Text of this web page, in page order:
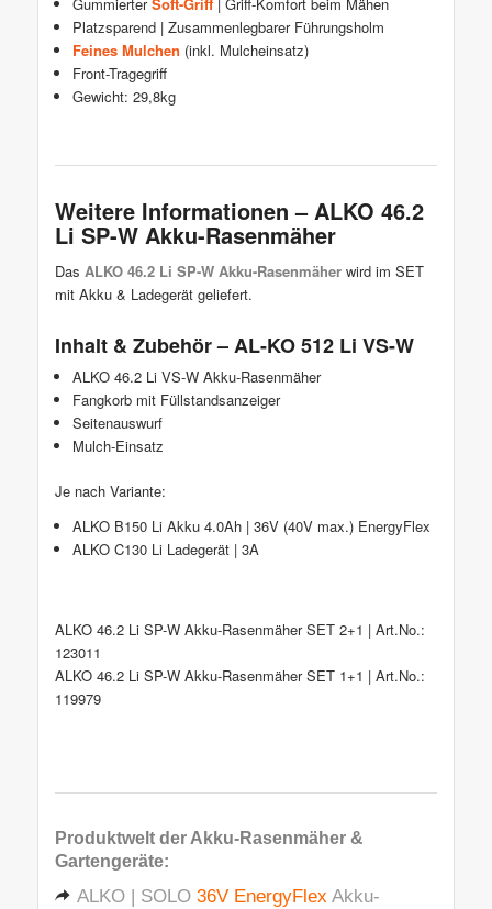
Platzsparend | Zusammenlegbarer Führungsholm
Feines Mulchen (inkl. Mulcheinsatz)
Front-Tragegriff
Gewicht: 29,8kg
Weitere Informationen – ALKO 46.2
Li SP-W Akku-Rasenmäher
Das ALKO 46.2 Li SP-W Akku-Rasenmäher wird im SET
mit Akku & Ladegerät geliefert.
Inhalt & Zubehör – AL-KO 512 Li VS-W
ALKO 46.2 Li VS-W Akku-Rasenmäher
Fangkorb mit Füllstandsanzeiger
Seitenauswurf
Mulch-Einsatz
Je nach Variante:
ALKO B150 Li Akku 4.0Ah | 36V (40V max.) EnergyFlex
ALKO C130 Li Ladegerät | 3A
ALKO 46.2 Li SP-W Akku-Rasenmäher SET 2+1 | Art.No.:
123011
ALKO 46.2 Li SP-W Akku-Rasenmäher SET 1+1 | Art.No.:
119979
Produktwelt der Akku-Rasenmäher &
Gartengeräte:
ALKO | SOLO36V EnergyFlex Akku-